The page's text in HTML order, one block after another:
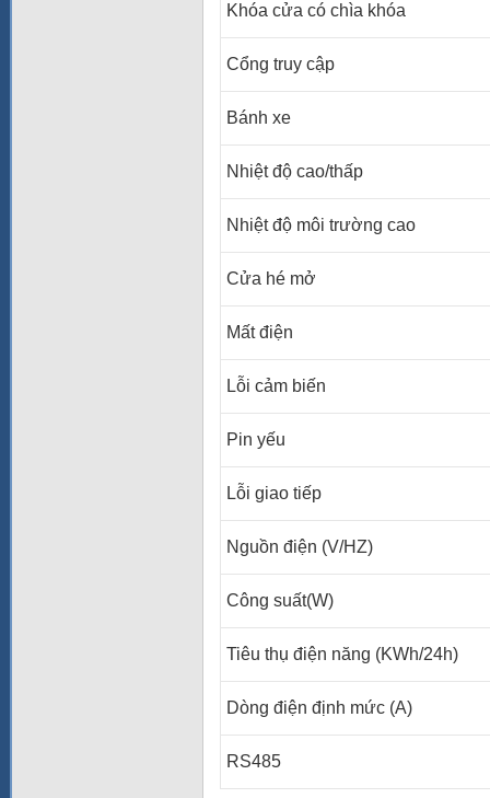
Khóa cửa có chìa khóa
Cổng truy cập
Bánh xe
Nhiệt độ cao/thấp
Nhiệt độ môi trường cao
Cửa hé mở
Mất điện
Lỗi cảm biến
Pin yếu
Lỗi giao tiếp
Nguồn điện (V/HZ)
Công suất(W)
Tiêu thụ điện năng (KWh/24h)
Dòng điện định mức (A)
RS485